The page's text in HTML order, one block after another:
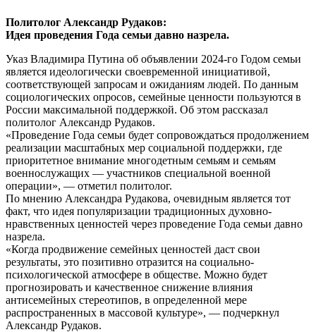
Политолог Александр Рудаков:
Идея проведения Года семьи давно назрела.
Указ Владимира Путина об объявлении 2024-го Годом семьи
является идеологически своевременной инициативой,
соответствующей запросам и ожиданиям людей. По данным
социологических опросов, семейные ценности пользуются в
России максимальной поддержкой. Об этом рассказал
политолог Александр Рудаков.
«Проведение Года семьи будет сопровождаться продолжением
реализации масштабных мер социальной поддержки, где
приоритетное внимание многодетным семьям и семьям
военнослужащих — участников специальной военной
операции», — отметил политолог.
По мнению Александра Рудакова, очевидным является тот
факт, что идея популяризации традиционных духовно-
нравственных ценностей через проведение Года семьи давно
назрела.
«Когда продвижение семейных ценностей даст свои
результаты, это позитивно отразится на социально-
психологической атмосфере в обществе. Можно будет
прогнозировать и качественное снижение влияния
антисемейных стереотипов, в определенной мере
распространенных в массовой культуре», — подчеркнул
Александр Рудаков.